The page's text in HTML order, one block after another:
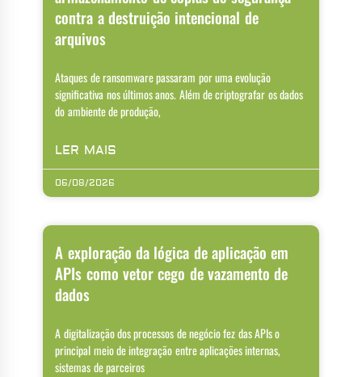
contra a destruição intencional de
arquivos
Ataques de ransomware passaram por uma evolução
significativa nos últimos anos. Além de criptografar os dados
do ambiente de produção,
LER MAIS
06/08/2026
A exploração da lógica de aplicação em
APIs como vetor cego de vazamento de
dados
A digitalização dos processos de negócio fez das APIs o
principal meio de integração entre aplicações internas,
sistemas de parceiros